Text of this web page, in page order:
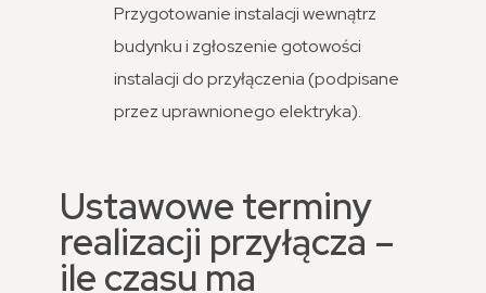
Przygotowanie instalacji wewnątrz
budynku i zgłoszenie gotowości
instalacji do przyłączenia (podpisane
przez uprawnionego elektryka).
Ustawowe terminy
realizacji przyłącza –
ile czasu ma